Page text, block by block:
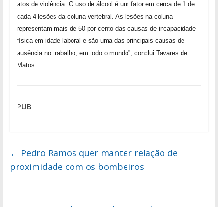
atos de violência. O uso de álcool é um fator em cerca de 1 de
cada 4 lesões da coluna vertebral. As lesões na coluna
representam mais de 50 por cento das causas de incapacidade
física em idade laboral e são uma das principais causas de
ausência no trabalho, em todo o mundo”, conclui Tavares de
Matos.
PUB
← Pedro Ramos quer manter relação de
proximidade com os bombeiros